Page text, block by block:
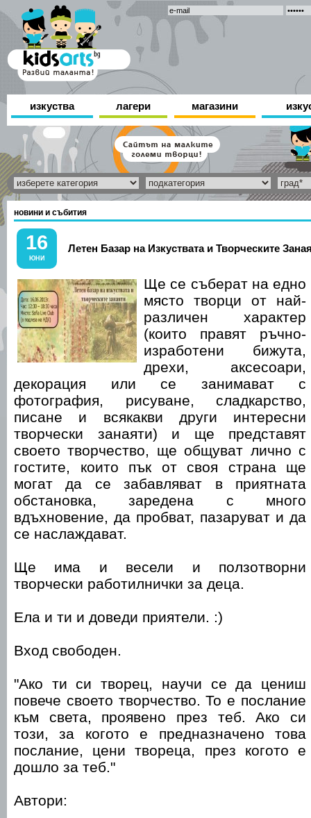
изкуства лагери магазини
новини и събития
16
ЮНИ
Летен Базар на Изкуствата и Творческите
Ще се съберат на едно
място творци от най-
различен характер
(които правят ръчно-
изработени бижута,
дрехи, аксесоари,
декорация или се занимават с
фотография, рисуване, сладкарство,
писане и всякакви други интересни
творчески занаяти) и ще представят
своето творчество, ще общуват лично с
гостите, които пък от своя страна ще
могат да се забавляват в приятната
обстановка, заредена с много
вдъхновение, да пробват, пазаруват и да
се наслаждават.
Ще има и весели и ползотворни
творчески работилнички за деца.
Ела и ти и доведи приятели. :)
Вход свободен.
"Ако ти си творец, научи се да цениш
повече своето творчество. То е послание
към света, проявено през теб. Ако си
този, за когото е предназначено това
послание, цени твореца, през когото е
дошло за теб."
Автори: